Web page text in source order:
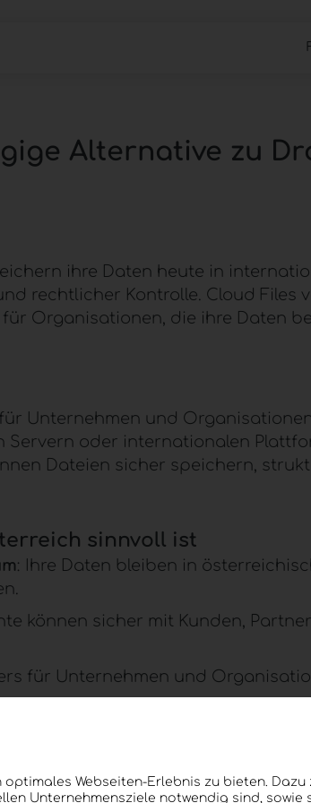
Alternative zu
ihre Daten heute in
rechtlicher Kontrolle. Cloud Files
Organisationen, die ihre Daten
Unternehmen und
oder internationalen
Dateien sicher speichern,
sinnvoll ist
: Ihre Daten bleiben in
können sicher mit Kunden,
für Unternehmen und
Konzernen
bietet
optimales Webseiten-Erlebnis zu bieten.
Unternehmensziele notwendig sind,